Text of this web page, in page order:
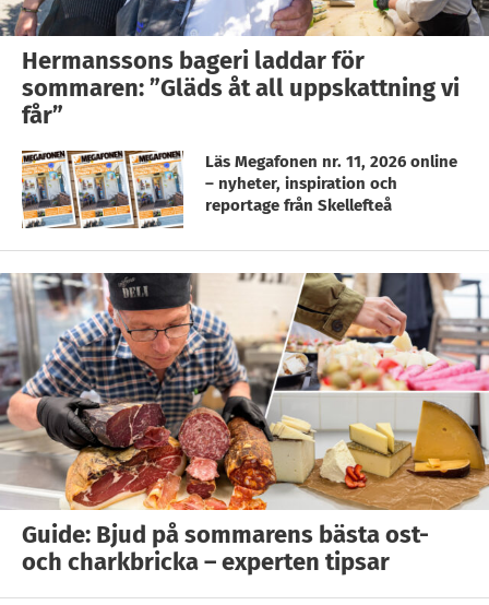
Hermanssons bageri laddar för
sommaren: ”Gläds åt all uppskattning vi
får”
Läs Megafonen nr. 11, 2026 online
– nyheter, inspiration och
reportage från Skellefteå
Guide: Bjud på sommarens bästa ost-
och charkbricka – experten tipsar